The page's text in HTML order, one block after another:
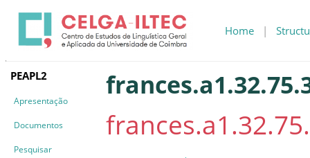
Home |
PEAPL2
Apresentação
Documentos
Pesquisar